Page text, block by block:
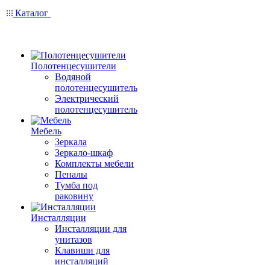
Каталог
Полотенцесушители
Водяной
полотенцесушитель
Электрический
полотенцесушитель
Мебель
Зеркала
Зеркало-шкаф
Комплекты мебели
Пеналы
Тумба под
раковину
Инсталляции
Инсталляции для
унитазов
Клавиши для
инсталляций